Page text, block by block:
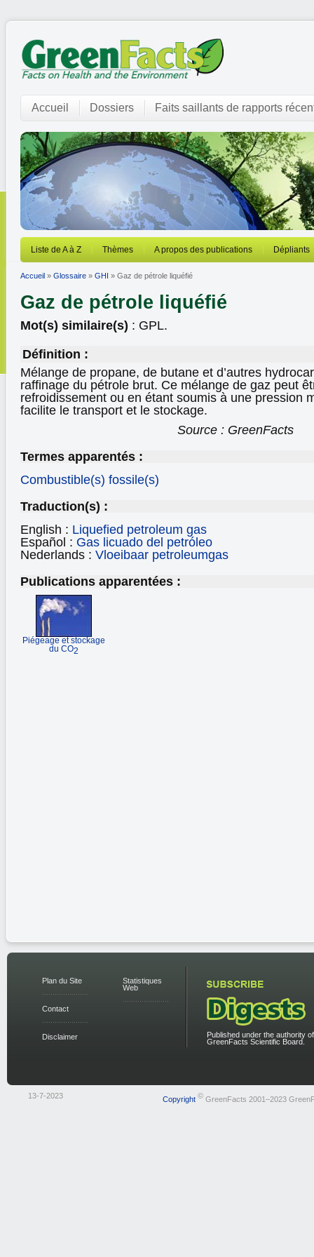
Accueil Dossiers Faits saillants de rapports
Liste de A à Z Thèmes A propos des publications Dépliants
Accueil » Glossaire » GHI » Gaz de pétrole liquéfié
Gaz de pétrole liquéfié
Mot(s) similaire(s) : GPL.
Définition :
Mélange de propane, de butane et d’autres
raffinage du pétrole brut. Ce mélange de gaz peut
refroidissement ou en étant soumis à une pression
facilite le transport et le stockage.
Source : GreenFacts
Termes apparentés :
Combustible(s) fossile(s)
Traduction(s) :
English : Liquefied petroleum gas
Español : Gas licuado del petróleo
Nederlands : Vloeibaar petroleumgas
Publications apparentées :
Piégeage et stockage
du CO2
Plan du Site
Contact
Disclaimer
Statistiques
Web
Published under the authority
GreenFacts Scientific Board.
13-7-2023 Copyright ©GreenFacts 2001–2023